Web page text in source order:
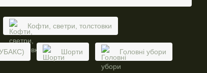
Кофти, светри, толстовки
Шорти Головні убори